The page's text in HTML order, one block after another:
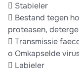
 Stabieler
 Bestand tegen
proteasen,
 Transmissie
o Omkapselde
 Labieler